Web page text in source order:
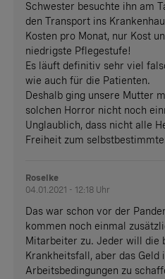
Schwester besuchte ihn am
den Transport ins
Kosten pro Monat, nur Kost
niedrigste Pflegestufe!
Es läuft definitiv sehr viel
wie auch für die Patienten.
Deshalb ging unsere Mutter
solchen Horror nicht noch
Unglaublich, dass nicht alle
Freiheit zum
Roselke
04.01.2021 - 12:18 Uhr
Das war schon vor der
kommen noch einmal
Mitarbeiter zu. Jeder will die
Krankheitsfall, aber das Geld
Arbeitsbedingungen zu